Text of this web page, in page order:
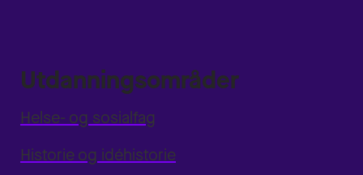
Utdanningsområder
Helse- og sosialfag
Historie og idéhistorie